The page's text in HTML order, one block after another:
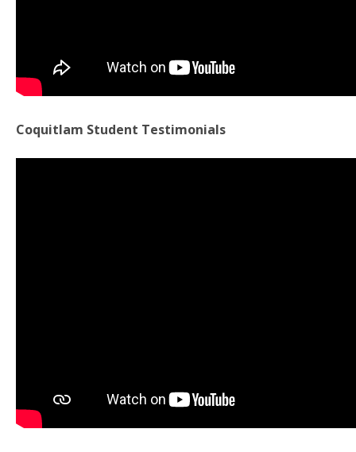
Coquitlam Student Testimonials